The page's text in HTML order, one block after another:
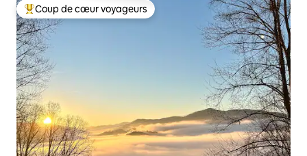
Coups de cœur voyageurs les plus appréciés
Coup de cœur voyageurs